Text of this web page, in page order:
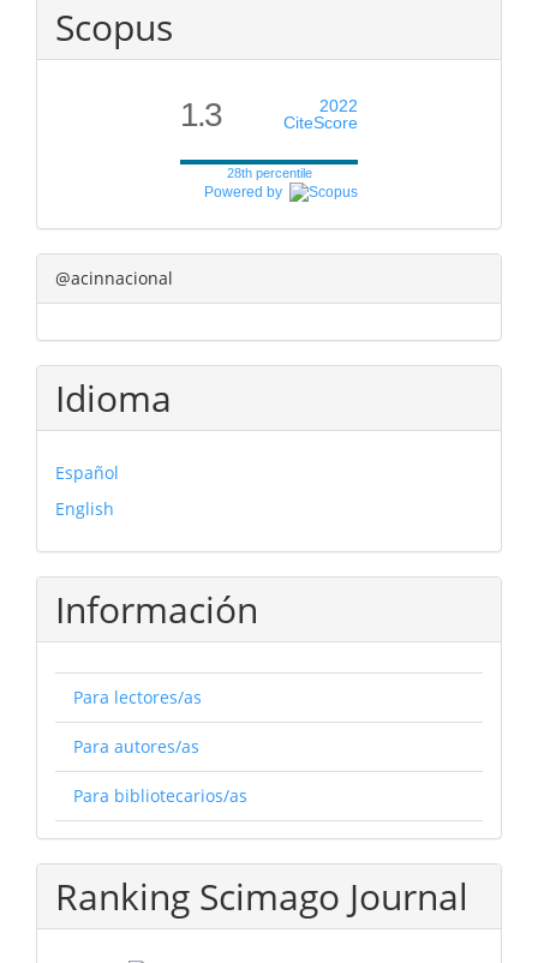
Scopus
1.3
2022
CiteScore
28th percentile
Powered by
@acinnacional
Idioma
Español
English
Información
Para lectores/as
Para autores/as
Para bibliotecarios/as
Ranking Scimago Journal